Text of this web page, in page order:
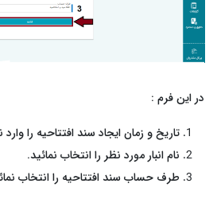
در این فرم :
تاریخ و زمان ایجاد سند افتتاحیه را وارد
نام انبار مورد نظر را انتخاب نمائید.
طرف حساب سند افتتاحیه را انتخاب